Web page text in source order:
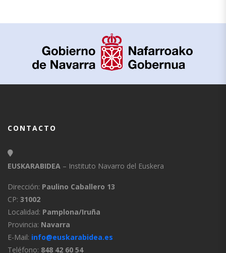
CONTACTO
EUSKARABIDEA – Instituto Navarro del Euskera
Dirección: Paulino Caballero 13
CP: 31002
Localidad: Pamplona/Iruña
Provincia: Navarra
E-Mail: info@euskarabidea.es
Teléfono: 848 42 60 54